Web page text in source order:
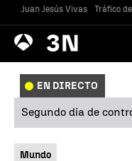
Juan Jesús Vivas Tráfico
Antena
3 Noticias
EN DIRECTO
Segundo día de
Mundo